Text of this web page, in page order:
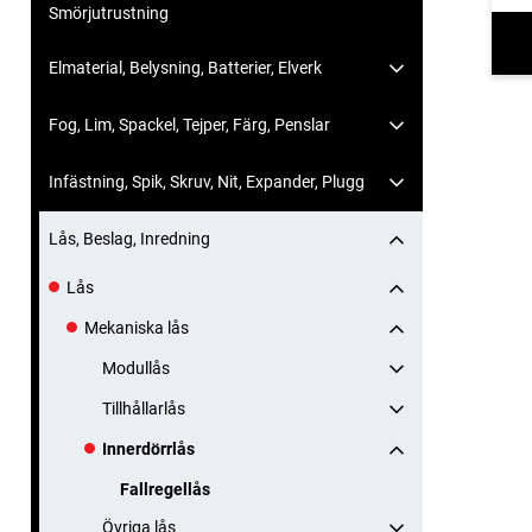
Smörjutrustning
Elmaterial, Belysning, Batterier, Elverk
Fog, Lim, Spackel, Tejper, Färg, Penslar
Infästning, Spik, Skruv, Nit, Expander, Plugg
Lås, Beslag, Inredning
Lås
Mekaniska lås
Modullås
Tillhållarlås
Innerdörrlås
Fallregellås
Övriga lås